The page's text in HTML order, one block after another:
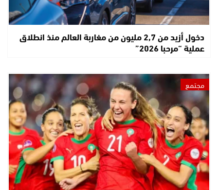
دخول أزيد من 2,7 مليون من مغاربة العالم منذ انطلاق
عملية “مرحبا 2026”
مجتمع